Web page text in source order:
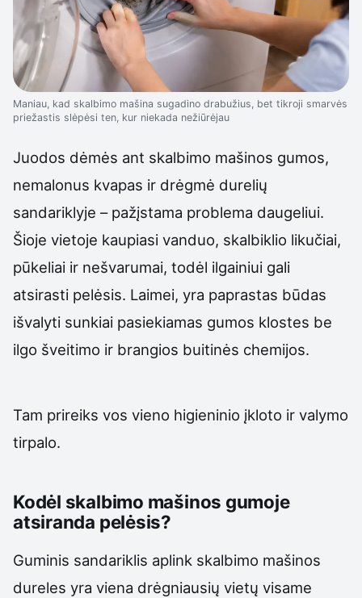
Maniau, kad skalbimo mašina sugadino drabužius, bet tikroji smarvės
priežastis slėpėsi ten, kur niekada nežiūrėjau
Juodos dėmės ant skalbimo mašinos gumos,
nemalonus kvapas ir drėgmė durelių
sandariklyje – pažįstama problema daugeliui.
Šioje vietoje kaupiasi vanduo, skalbiklio likučiai,
pūkeliai ir nešvarumai, todėl ilgainiui gali
atsirasti pelėsis. Laimei, yra paprastas būdas
išvalyti sunkiai pasiekiamas gumos klostes be
ilgo šveitimo ir brangios buitinės chemijos.
Tam prireiks vos vieno higieninio įkloto ir valymo
tirpalo.
Kodėl skalbimo mašinos gumoje
atsiranda pelėsis?
Guminis sandariklis aplink skalbimo mašinos
dureles yra viena drėgniausių vietų visame